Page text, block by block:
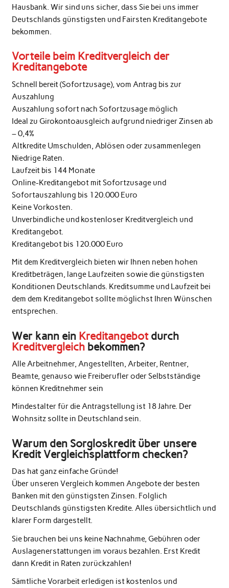
Hausbank. Wir sind uns sicher, dass Sie bei uns immer
Deutschlands günstigsten und Fairsten Kreditangebote
bekommen.
Vorteile beim Kreditvergleich der
Kreditangebote
Schnell bereit (Sofortzusage), vom Antrag bis zur
Auszahlung
Auszahlung sofort nach Sofortzusage möglich
Ideal zu Girokontoausgleich aufgrund niedriger Zinsen ab
– 0,4%
Altkredite Umschulden, Ablösen oder zusammenlegen
Niedrige Raten.
Laufzeit bis 144 Monate
Online-Kreditangebot mit Sofortzusage und
Sofortauszahlung bis 120.000 Euro
Keine Vorkosten.
Unverbindliche und kostenloser Kreditvergleich und
Kreditangebot.
Kreditangebot bis 120.000 Euro
Mit dem Kreditvergleich bieten wir Ihnen neben hohen
Kreditbeträgen, lange Laufzeiten sowie die günstigsten
Konditionen Deutschlands. Kreditsumme und Laufzeit bei
dem dem Kreditangebot sollte möglichst Ihren Wünschen
entsprechen.
Wer kann ein Kreditangebotdurch
Kreditvergleichbekommen?
Alle Arbeitnehmer, Angestellten, Arbeiter, Rentner,
Beamte, genauso wie Freiberufler oder Selbstständige
können Kreditnehmer sein
Mindestalter für die Antragstellung ist 18 Jahre. Der
Wohnsitz sollte in Deutschland sein.
Warum den Sorgloskredit über unsere
Kredit Vergleichsplattform checken?
Das hat ganz einfache Gründe!
Über unseren Vergleich kommen Angebote der besten
Banken mit den günstigsten Zinsen. Folglich
Deutschlands günstigsten Kredite. Alles übersichtlich und
klarer Form dargestellt.
Sie brauchen bei uns keine Nachnahme, Gebühren oder
Auslagenerstattungen im voraus bezahlen. Erst Kredit
dann Kredit in Raten zurückzahlen!
Sämtliche Vorarbeit erledigen ist kostenlos und